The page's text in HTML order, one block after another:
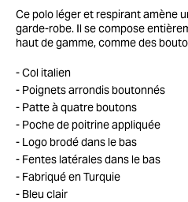
Ce polo léger et respirant amène
garde-robe. Il se compose
haut de gamme, comme des
Col italien
Poignets arrondis boutonnés
Patte à quatre boutons
Poche de poitrine appliquée
Logo brodé dans le bas
Fentes latérales dans le bas
Fabriqué en Turquie
Bleu clair